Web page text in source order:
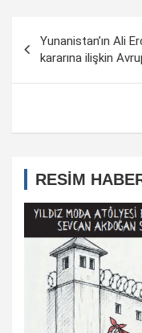
dolaşımı
Yunanistan’ın Ali
kararına ilişkin
RESİM